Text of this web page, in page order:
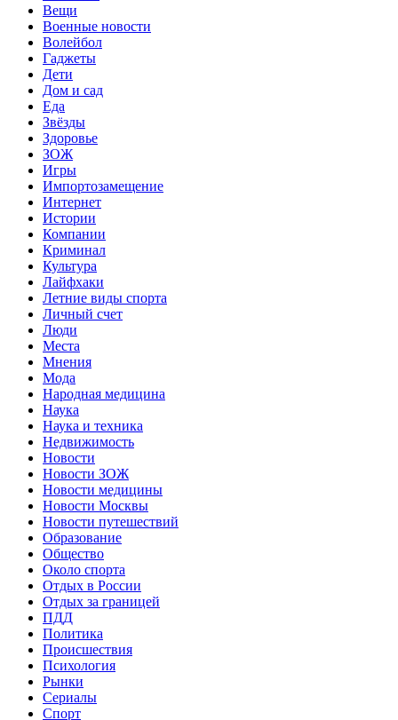
Вещи
Военные новости
Волейбол
Гаджеты
Дети
Дом и сад
Еда
Звёзды
Здоровье
ЗОЖ
Игры
Импортозамещение
Интернет
Истории
Компании
Криминал
Культура
Лайфхаки
Летние виды спорта
Личный счет
Люди
Места
Мнения
Мода
Народная медицина
Наука
Наука и техника
Недвижимость
Новости
Новости ЗОЖ
Новости медицины
Новости Москвы
Новости путешествий
Образование
Общество
Около спорта
Отдых в России
Отдых за границей
ПДД
Политика
Происшествия
Психология
Рынки
Сериалы
Спорт